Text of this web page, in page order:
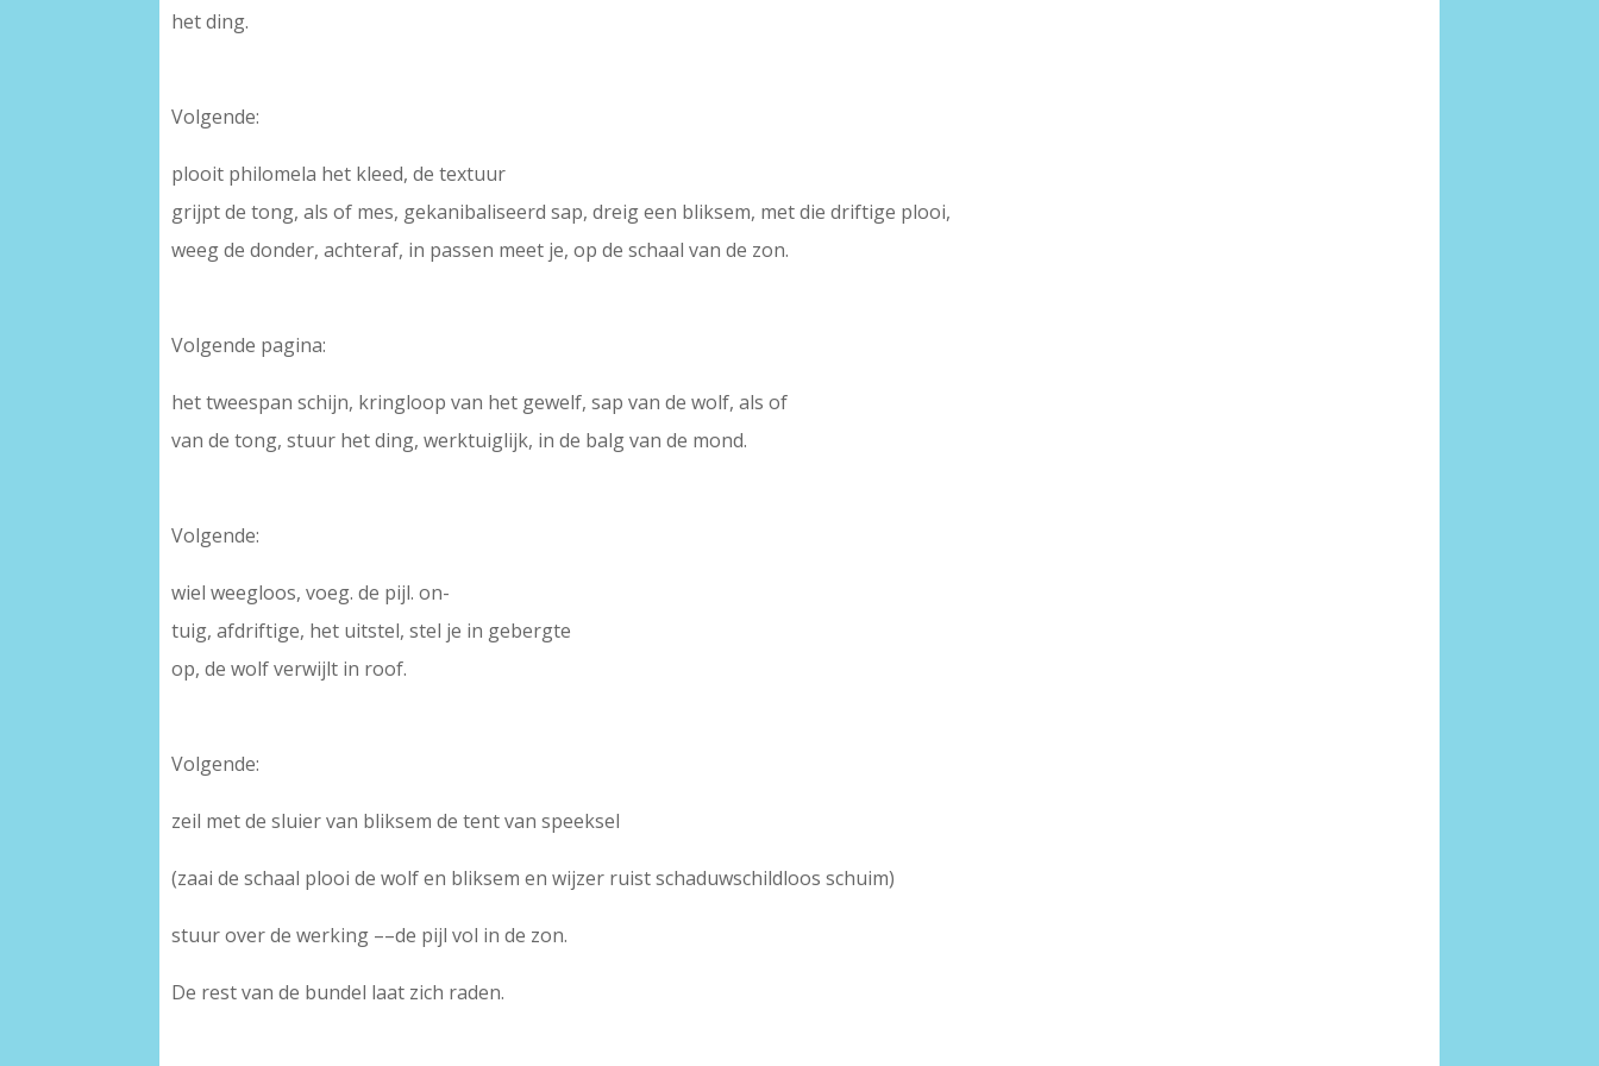
het ding.
Volgende:
plooit philomela het kleed, de textuur
grijpt de tong, als of mes, gekanibaliseerd sap, dreig een bliksem, met die driftige plooi,
weeg de donder, achteraf, in passen meet je, op de schaal van de zon.
Volgende pagina:
het tweespan schijn, kringloop van het gewelf, sap van de wolf, als of
van de tong, stuur het ding, werktuiglijk, in de balg van de mond.
Volgende:
wiel weegloos, voeg. de pijl. on-
tuig, afdriftige, het uitstel, stel je in gebergte
op, de wolf verwijlt in roof.
Volgende:
zeil met de sluier van bliksem de tent van speeksel
(zaai de schaal plooi de wolf en bliksem en wijzer ruist schaduwschildloos schuim)
stuur over de werking ––de pijl vol in de zon.
De rest van de bundel laat zich raden.